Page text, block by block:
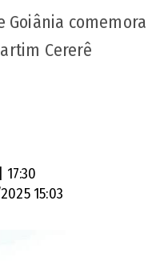
Goiânia
Cererê
15:03